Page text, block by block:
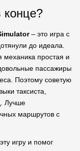
конце?
– это игра с
до идеала.
механика простая и
пассажиры
Поэтому советую
таксиста,
Лучше
маршрутов с
игру и помог